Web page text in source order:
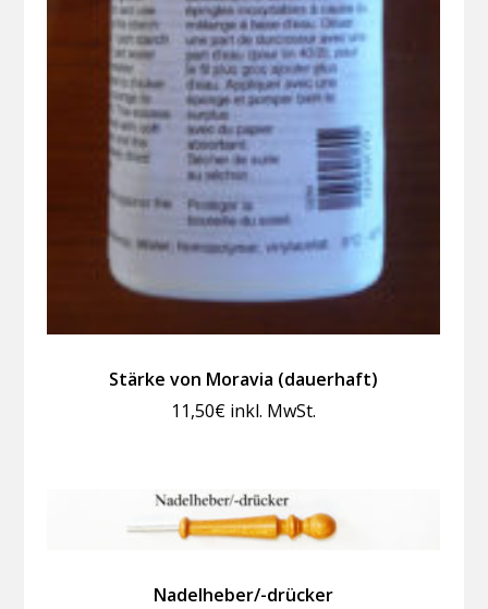
Stärke von Moravia (dauerhaft)
11,50€ inkl. MwSt.
Nadelheber/-drücker